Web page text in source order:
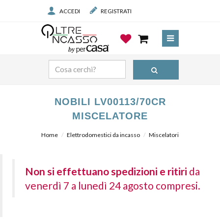
ACCEDI REGISTRATI
NOBILI LV00113/70CR
MISCELATORE
Home Elettrodomestici da incasso Miscelatori
Non si effettuano spedizioni e ritiri da
venerdì 7 a lunedì 24 agosto compresi.